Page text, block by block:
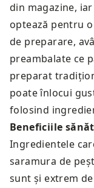
din magazine,
optează pentru
de preparare,
preambalate ce
preparat
poate înlocui
folosind
Beneficiile
Ingredientele
saramura de
sunt și extrem